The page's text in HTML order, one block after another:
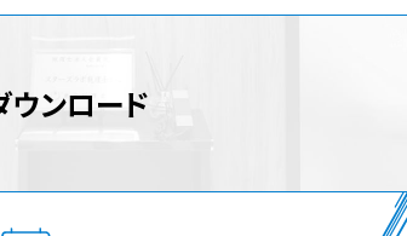
ンロード